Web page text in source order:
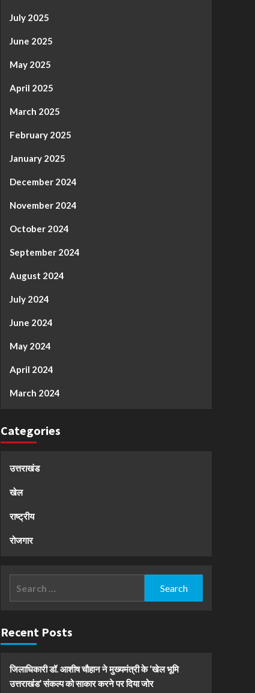
July 2025
June 2025
May 2025
April 2025
March 2025
February 2025
January 2025
December 2024
November 2024
October 2024
September 2024
August 2024
July 2024
June 2024
May 2024
April 2024
March 2024
Categories
उत्तराखंड
खेल
राष्ट्रीय
रोजगार
Recent Posts
जिलाधिकारी डॉ. आशीष चौहान ने मुख्यमंत्री के ‘खेल भूमि
उत्तराखंड’ संकल्प को साकार करने पर दिया जोर